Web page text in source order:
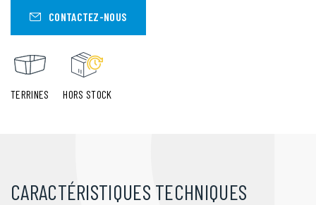
CONTACTEZ-NOUS
TERRINES HORS STOCK
CARACTÉRISTIQUES TECHNIQUES